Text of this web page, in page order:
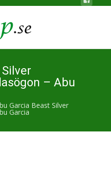
– Abu
Garcia Beast Silver
Garcia